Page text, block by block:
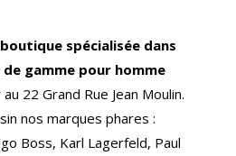
boutique spécialisée dans
gamme pour homme
22 Grand Rue Jean Moulin.
nos marques phares :
Boss, Karl Lagerfeld, Paul